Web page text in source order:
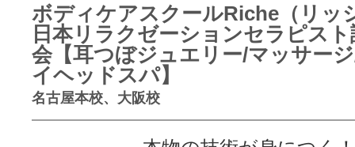
ボディケアスクールRiche（リッ
日本リラクゼーションセラピス
会【耳つぼジュエリー/マッサー
イヘッドスパ】
名古屋本校、大阪校